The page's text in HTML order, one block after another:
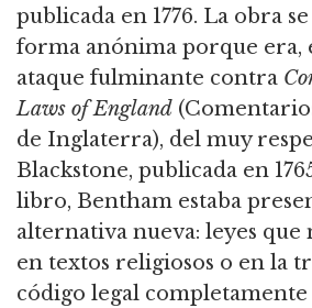
publicada en 1776. La obra
forma anónima porque era,
ataque fulminante contra
Laws of England
de Inglaterra), del muy
Blackstone, publicada en
libro, Bentham estaba
alternativa nueva: leyes que
en textos religiosos o en la
código legal completamente